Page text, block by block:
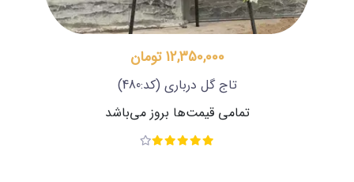
12,350,000 تومان
تاج گل درباری (کد:480)
تمامی قیمت‌ها بروز می‌باشد